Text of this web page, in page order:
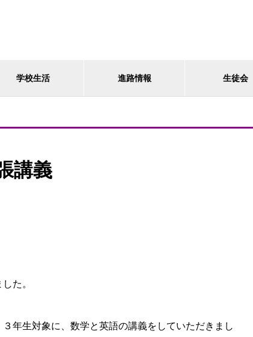
学校生活 進路情報 生徒会
講義
た。
年生対象に、数学と英語の講義をしていただきまし